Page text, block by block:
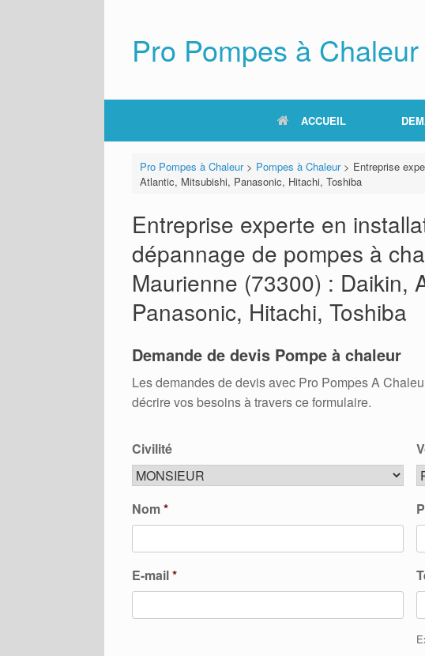
Pro Pompes à Chaleur
ACCUEIL
Pro Pompes à Chaleur> Pompes à Chaleur> Entreprise
Atlantic, Mitsubishi, Panasonic, Hitachi, Toshiba
Entreprise experte en
dépannage de pompes à
Maurienne (73300) : Daikin,
Panasonic, Hitachi, Toshiba
Demande de devis Pompe à chaleur
Les demandes de devis avec Pro Pompes A
décrire vos besoins à travers ce formulaire.
Civilité
Nom*
E-mail*